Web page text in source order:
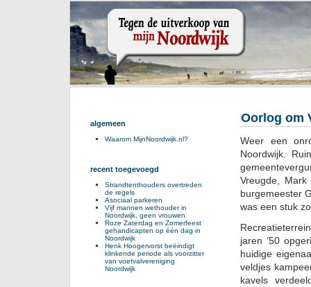
Oorlog om
Weer een
Noordwijk.
Vreugde,
burgemeester
was een stuk
jaren ’50
huidige
veldjes
kavels
algemeen
Waarom MijnNoordwijk.nl?
recent toegevoegd
Strandtenthouders overtreden
de regels
Asociaal parkeren
Vijf mannen wethouder in
Noordwijk, geen vrouwen
Roze Zaterdag en Zomerfeest
gehandicapten op één dag in
Noordwijk
Henk Hoogervorst beëindigt
klinkende periode als voorzitter
van voetvalvereniging
Noordwijk